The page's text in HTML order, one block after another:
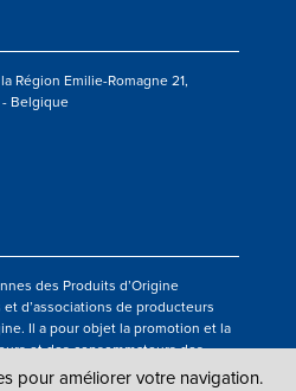
Région Emilie-Romagne 21,
- Belgique
des Produits d’Origine
et d’associations de producteurs
Il a pour objet la promotion et la
et des consommateurs des
la valorisation des produits
pour améliorer votre navigation.